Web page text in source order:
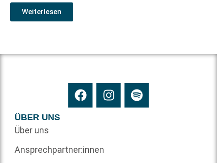
Weiterlesen
ÜBER UNS
Über uns
Ansprechpartner:innen